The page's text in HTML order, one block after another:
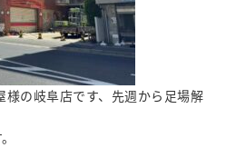
様の岐阜店です、先週から足場解